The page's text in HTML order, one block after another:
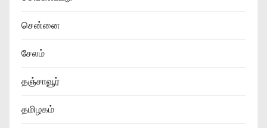
சென்னை
சேலம்
தஞ்சாவூர்
தமிழகம்